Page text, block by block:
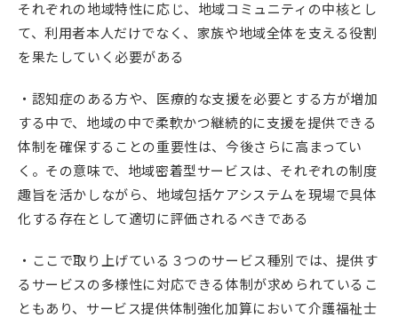
それぞれの地域特性に応じ、地域コミュニティの中核とし
て、利用者本人だけでなく、家族や地域全体を支える役割
を果たしていく必要がある
・認知症のある方や、医療的な支援を必要とする方が増加
する中で、地域の中で柔軟かつ継続的に支援を提供できる
体制を確保することの重要性は、今後さらに高まってい
く。その意味で、地域密着型サービスは、それぞれの制度
趣旨を活かしながら、地域包括ケアシステムを現場で具体
化する存在として適切に評価されるべきである
・ここで取り上げている３つのサービス種別では、提供す
るサービスの多様性に対応できる体制が求められているこ
ともあり、サービス提供体制強化加算において介護福祉士